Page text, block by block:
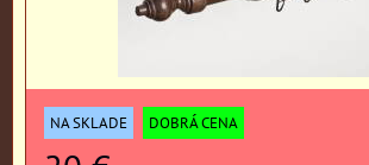
NA SKLADE DOBRÁ CENA